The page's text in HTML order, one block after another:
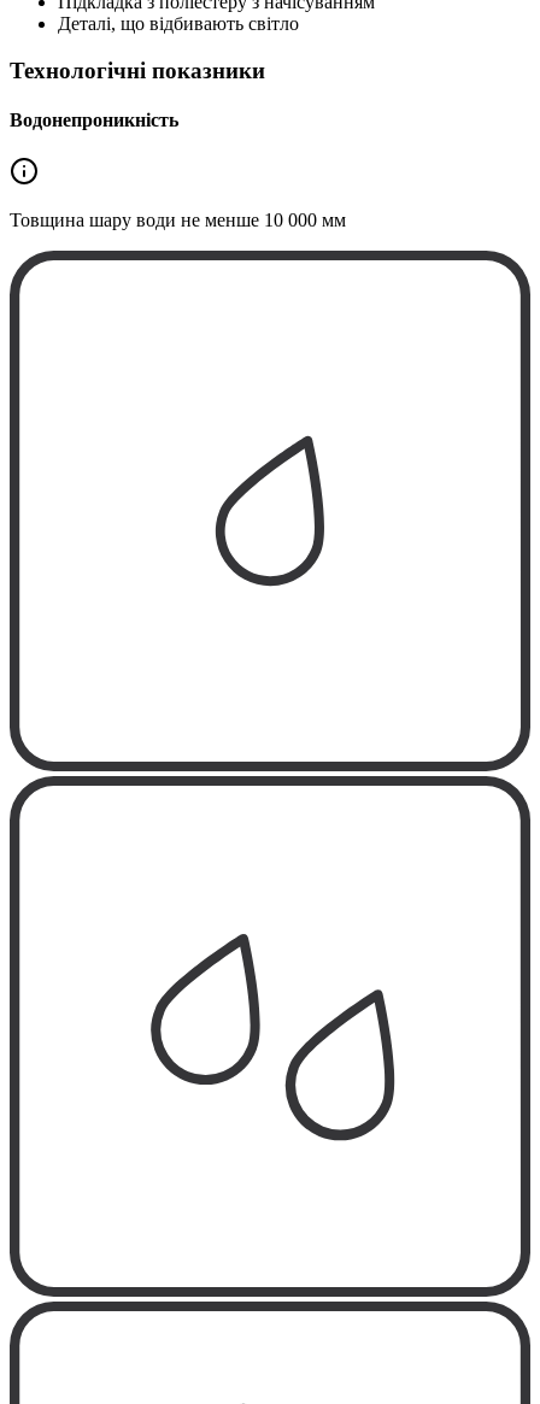
Деталі, що відбивають світло
Технологічні показники
Водонепроникність
Товщина шару води не менше 10 000 мм